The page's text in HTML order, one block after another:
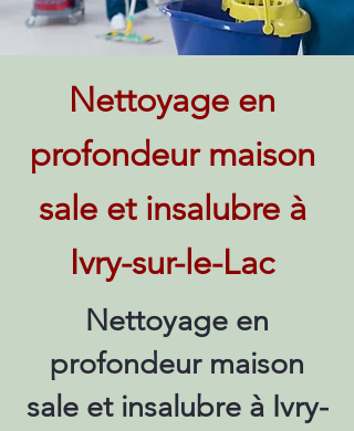
Nettoyage en
profondeur maison
sale et insalubre à
Ivry-sur-le-Lac
Nettoyage en
profondeur maison
sale et insalubre à Ivry-